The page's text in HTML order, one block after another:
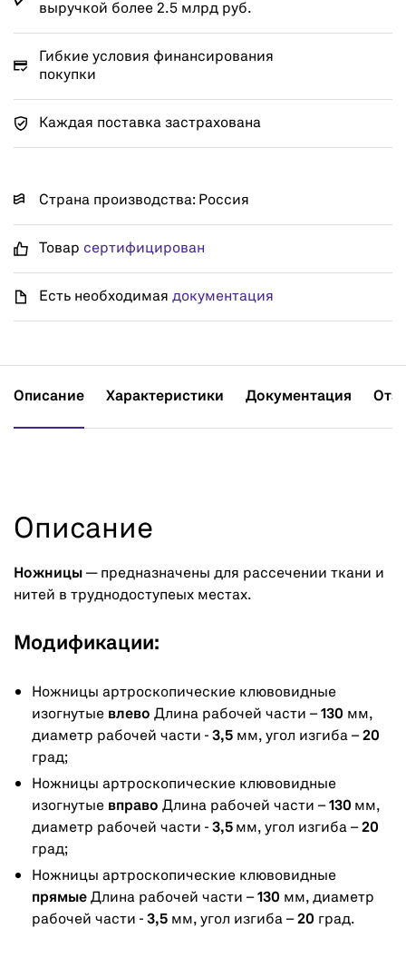
выручкой более 2.5 млрд руб.
Гибкие условия финансирования
покупки
Каждая поставка застрахована
Страна производства: Россия
Товар сертифицирован
Есть необходимая документация
Описание Характеристики Документация
Описание
Ножницы — предназначены для рассечении ткани и
нитей в труднодоступеых местах.
Модификации:
Ножницы артроскопические клювовидные
изогнутые влево Длина рабочей части –130 мм,
диаметр рабочей части - 3,5 мм, угол изгиба –20
град;
Ножницы артроскопические клювовидные
изогнутые вправо Длина рабочей части –130 мм,
диаметр рабочей части - 3,5 мм, угол изгиба –20
град;
Ножницы артроскопические клювовидные
прямые Длина рабочей части –130 мм, диаметр
рабочей части - 3,5 мм, угол изгиба –20 град.